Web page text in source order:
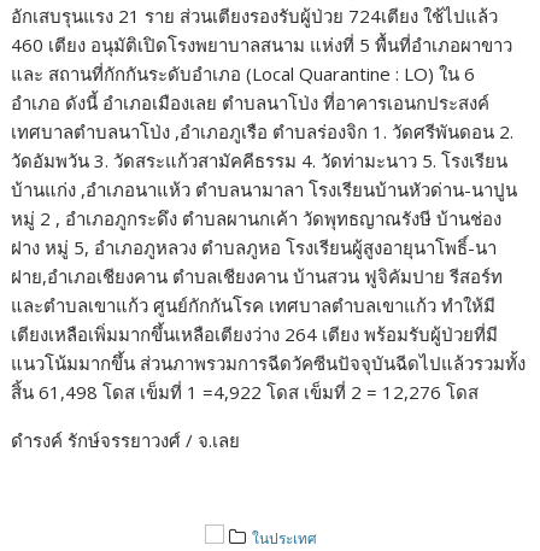
อักเสบรุนแรง 21 ราย ส่วนเตียงรองรับผู้ป่วย 724เตียง ใช้ไปแล้ว
460 เตียง อนุมัติเปิดโรงพยาบาลสนาม แห่งที่ 5 พื้นที่อำเภอผาขาว
และ สถานที่กักกันระดับอำเภอ (Local Quarantine : LO) ใน 6
อำเภอ ดังนี้ อำเภอเมืองเลย ตำบลนาโป่ง ที่อาคารเอนกประสงค์
เทศบาลตำบลนาโป่ง ,อำเภอภูเรือ ตำบลร่องจิก 1. วัดศรีพันดอน 2.
วัดอัมพวัน 3. วัดสระแก้วสามัคคีธรรม 4. วัดท่ามะนาว 5. โรงเรียน
บ้านแก่ง ,อำเภอนาแห้ว ตำบลนามาลา โรงเรียนบ้านหัวด่าน-นาปูน
หมู่ 2 , อำเภอภูกระดึง ตำบลผานกเค้า วัดพุทธญาณรังษี บ้านช่อง
ฝาง หมู่ 5, อำเภอภูหลวง ตำบลภูหอ โรงเรียนผู้สูงอายุนาโพธิ์-นา
ฝาย,อำเภอเชียงคาน ตำบลเชียงคาน บ้านสวน ฟูจิคัมปาย รีสอร์ท
และตำบลเขาแก้ว ศูนย์กักกันโรค เทศบาลตำบลเขาแก้ว ทำให้มี
เตียงเหลือเพิ่มมากขึ้นเหลือเตียงว่าง 264 เตียง พร้อมรับผู้ป่วยที่มี
แนวโน้มมากขึ้น ส่วนภาพรวมการฉีดวัคซีนปัจจุบันฉีดไปแล้วรวมทั้ง
สิ้น 61,498 โดส เข็มที่ 1 =4,922 โดส เข็มที่ 2 = 12,276 โดส
ดำรงค์ รักษ์จรรยาวงศ์ / จ.เลย
ในประเทศ